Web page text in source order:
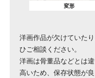
変形
洋画作品が欠けていた
ひご相談ください。
洋画は骨董品などとは
高いため、保存状態が